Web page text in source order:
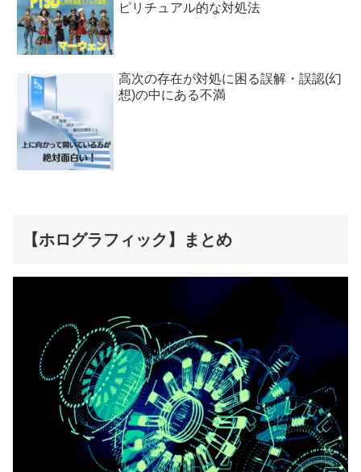
ピリチュアル的な対処法
高次の存在が対処に困る誤解・誤認(幻
想)の中にある不満
【ホログラフィック】まとめ